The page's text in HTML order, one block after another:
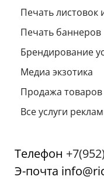
Печать листовок
Печать баннеров
Брендирование
Медиа экзотика
Продажа товаров
Все услуги
Телефон
Э-почта